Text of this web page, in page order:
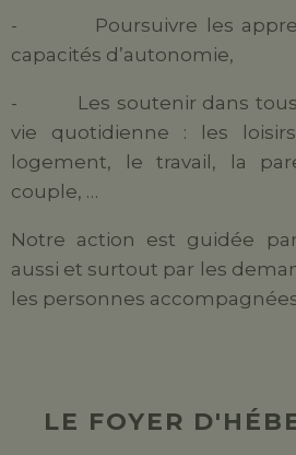
- Poursuivre les
capacités d’autonomie,
- Les soutenir dans tous
vie quotidienne : les
logement, le travail, la
couple, …
Notre action est guidée
aussi et surtout par les
les personnes
LE FOYER